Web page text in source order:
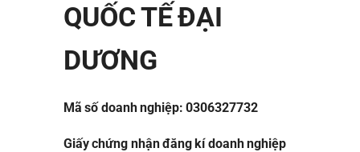
QUỐC TẾ ĐẠI
DƯƠNG
Mã số doanh nghiệp: 0306327732
Giấy chứng nhận đăng kí doanh nghiệp